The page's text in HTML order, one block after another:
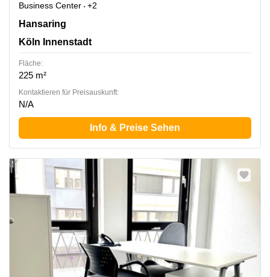
Business Center
+2
Hansaring 61, Köln Innenstadt
Hansaring
Köln Innenstadt
Fläche:
225 m²
Kontaktieren für Preisauskunft:
N/A
Info & Preise Sehen